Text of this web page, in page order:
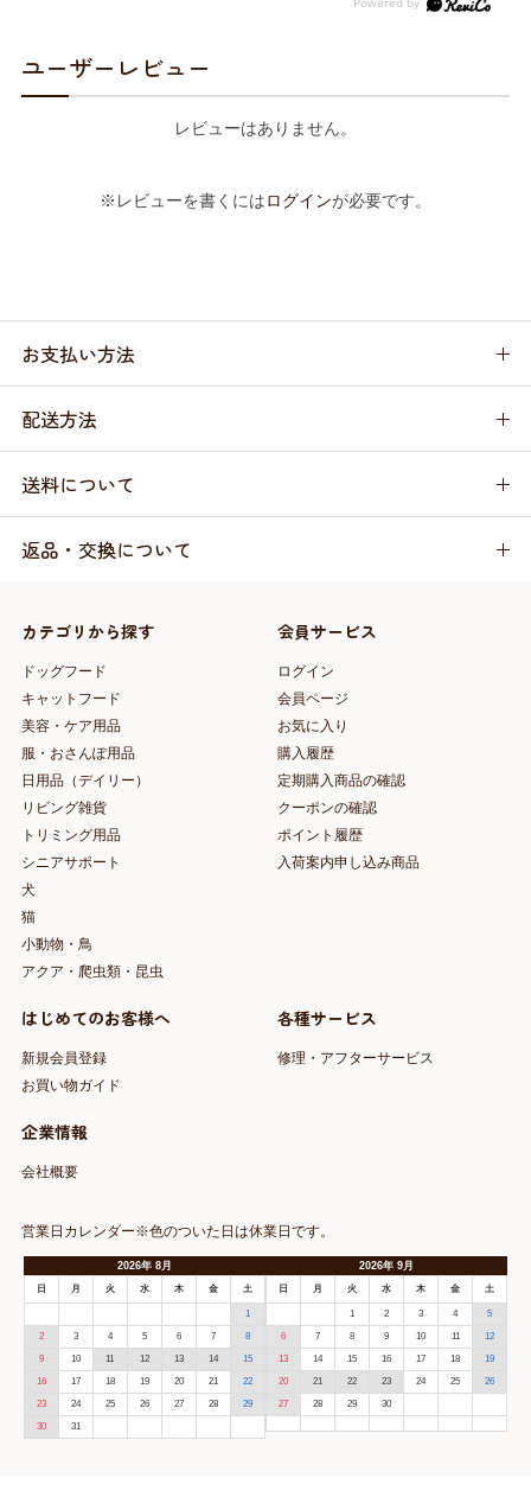
ユーザーレビュー
レビューはありません。
※レビューを書くにはログインが必要です。
お支払い方法
配送方法
送料について
返品・交換について
カテゴリから探す
ドッグフード
キャットフード
美容・ケア用品
服・おさんぽ用品
日用品（デイリー）
リビング雑貨
トリミング用品
シニアサポート
犬
猫
小動物・鳥
アクア・爬虫類・昆虫
会員サービス
ログイン
会員ページ
お気に入り
購入履歴
定期購入商品の確認
クーポンの確認
ポイント履歴
入荷案内申し込み商品
はじめてのお客様へ
新規会員登録
お買い物ガイド
各種サービス
修理・アフターサービス
企業情報
会社概要
営業日カレンダー※色のついた日は休業日です。
2026年 8月
日 月 火 水 木 金 土
1
2 3 4 5 6 7 8
9 10 11 12 13 14 15
16 17 18 19 20 21 22
23 24 25 26 27 28 29
30 31
2026年9月
日 月 火 水 木 金 土
1 2 3 4 5
6 7 8 9 10 11 12
13 14 15 16 17 18 19
20 21 22 23 24 25 26
27 28 29 30